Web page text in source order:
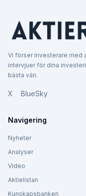
Vi förser investerare med
intervjuer för dina
bästa vän.
X BlueSky
Navigering
Nyheter
Analyser
Video
Aktielistan
Kunskapsbanken